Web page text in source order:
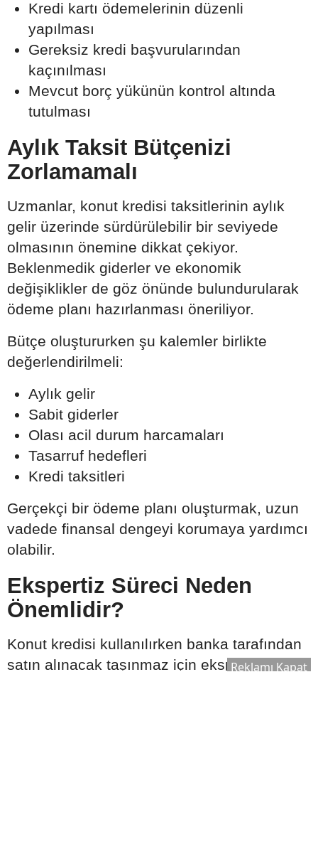
Kredi kartı ödemelerinin düzenli
yapılması
Gereksiz kredi başvurularından
kaçınılması
Mevcut borç yükünün kontrol altında
tutulması
Aylık Taksit Bütçenizi
Zorlamamalı
Uzmanlar, konut kredisi taksitlerinin aylık
gelir üzerinde sürdürülebilir bir seviyede
olmasının önemine dikkat çekiyor.
Beklenmedik giderler ve ekonomik
değişiklikler de göz önünde bulundurularak
ödeme planı hazırlanması öneriliyor.
Bütçe oluştururken şu kalemler birlikte
değerlendirilmeli:
Aylık gelir
Sabit giderler
Olası acil durum harcamaları
Tasarruf hedefleri
Kredi taksitleri
Gerçekçi bir ödeme planı oluşturmak, uzun
vadede finansal dengeyi korumaya yardımcı
olabilir.
Ekspertiz Süreci Neden
Önemlidir?
Konut kredisi kullanılırken banka tarafından
satın alınacak taşınmaz için ekspertiz raporu
Reklamı Kapat